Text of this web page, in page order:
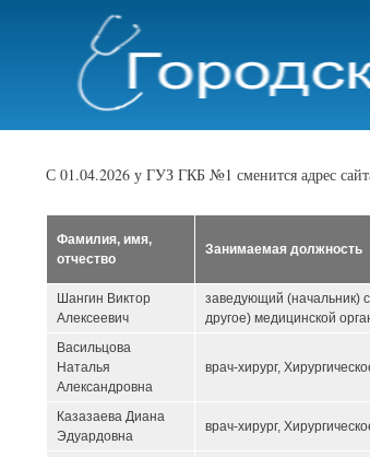
С 01.04.2026 у ГУЗ ГКБ №1 сменится адрес
Фамилия, имя,
отчество
Занимаемая должность
Шангин Виктор
Алексеевич
заведующий (начальник)
другое) медицинской
Васильцова
Наталья
Александровна
врач-хирург,
Казазаева Диана
Эдуардовна
врач-хирург,